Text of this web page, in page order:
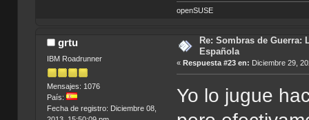
openSUSE
grtu
IBM Roadrunner
Mensajes: 1076
País:
Fecha de registro: Diciembre 08,
Re: Sombras de Guerra:
Española
« Respuesta #23 en: Diciembre 29,
Yo lo jugue